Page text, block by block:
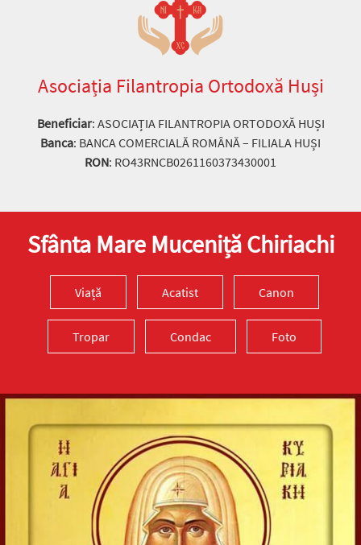
Asociația Filantropia Ortodoxă Huși
Beneficiar: ASOCIAȚIA FILANTROPIA ORTODOXĂ HUȘI
Banca: BANCA COMERCIALĂ ROMÂNĂ – FILIALA HUȘI
RON: RO43RNCB0261160373430001
Sfânta Mare Muceniță Chiriachi
Viață Acatist Canon
Tropar Condac Foto